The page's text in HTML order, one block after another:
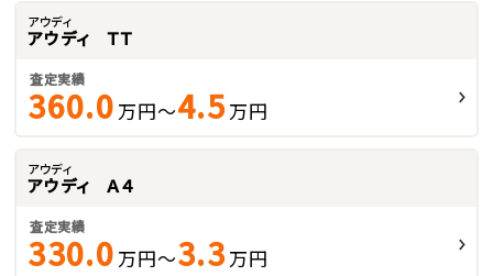
アウディ
アウディ ＴＴ
査定実績
360.0 万円～4.5万円
アウディ
アウディ Ａ４
査定実績
330.0 万円～3.3万円